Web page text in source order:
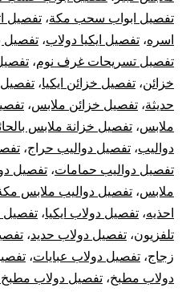
تفصيل ابواب سحب مكة، تفصيل
اسره، تفصيل ايكيا دولاب، تفصيل
تفصيل تسريحات غرف نوم،
خزائن، تفصيل خزائن ايكيا،
حديثة، تفصيل خزائن ملابس،
ملابس، تفصيل خزانة ملابس
دواليب، تفصيل دواليب حراج،
تفصيل دواليب حمامات، تفصيل
ملابس، تفصيل دواليب ملابس
احذيه، تفصيل دولاب ايكيا، تفصيل
تلفزيون، تفصيل دولاب حديد،
زجاج، تفصيل دولاب عبايات،
دولاب مطبخ، تفصيل دولاب مطبخ